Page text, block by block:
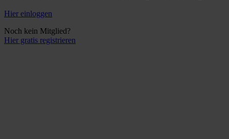
Hier einloggen
Noch kein Mitglied?
Hier gratis registrieren